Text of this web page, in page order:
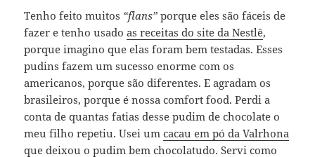
Tenho feito muitos “flans” porque eles são fáceis de
fazer e tenho usadoas receitas do site da Nestlê,
porque imagino que elas foram bem testadas. Esses
pudins fazem um sucesso enorme com os
americanos, porque são diferentes. E agradam os
brasileiros, porque é nossa comfort food. Perdi a
conta de quantas fatias desse pudim de chocolate o
meu filho repetiu. Usei umcacau em pó da Valrhona
que deixou o pudim bem chocolatudo. Servi como